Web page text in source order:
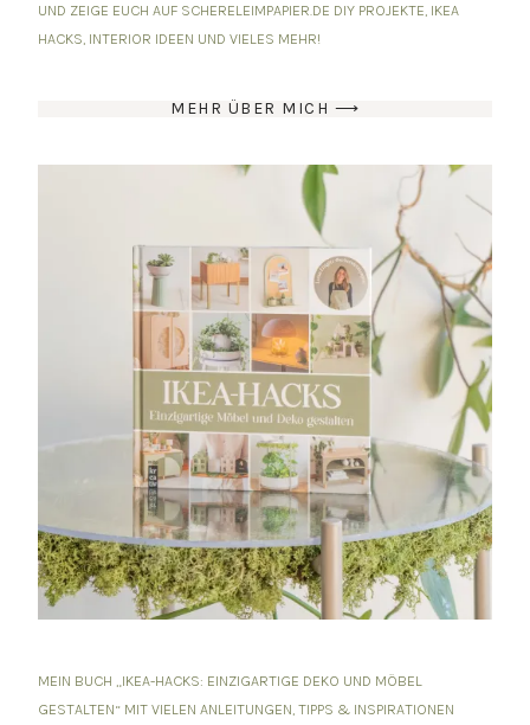
UND ZEIGE EUCH AUF SCHERELEIMPAPIER.DE DIY PROJEKTE, IKEA
HACKS, INTERIOR IDEEN UND VIELES MEHR!
MEHR ÜBER MICH ⟶
MEIN BUCH „IKEA-HACKS: EINZIGARTIGE DEKO UND MÖBEL
GESTALTEN“ MIT VIELEN ANLEITUNGEN, TIPPS & INSPIRATIONEN